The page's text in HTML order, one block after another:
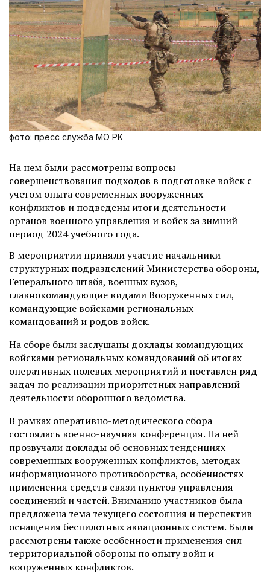
фото: пресс служба МО РК
На нем были рассмотрены вопросы
совершенствования подходов в подготовке войск с
учетом опыта современных вооруженных
конфликтов и подведены итоги деятельности
органов военного управления и войск за зимний
период 2024 учебного года.
В мероприятии приняли участие начальники
структурных подразделений Министерства обороны,
Генерального штаба, военных вузов,
главнокомандующие видами Вооруженных сил,
командующие войсками региональных
командований и родов войск.
На сборе были заслушаны доклады командующих
войсками региональных командований об итогах
оперативных полевых мероприятий и поставлен ряд
задач по реализации приоритетных направлений
деятельности оборонного ведомства.
В рамках оперативно-методического сбора
состоялась военно-научная конференция. На ней
прозвучали доклады об основных тенденциях
современных вооруженных конфликтов, методах
информационного противоборства, особенностях
применения средств связи пунктов управления
соединений и частей. Вниманию участников была
предложена тема текущего состояния и перспектив
оснащения беспилотных авиационных систем. Были
рассмотрены также особенности применения сил
территориальной обороны по опыту войн и
вооруженных конфликтов.